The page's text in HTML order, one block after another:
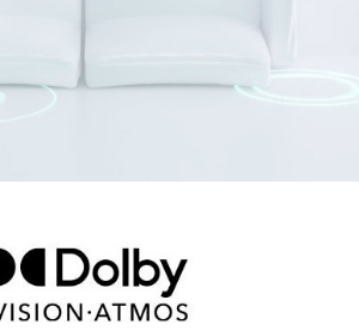
staan
opgesteld
rond